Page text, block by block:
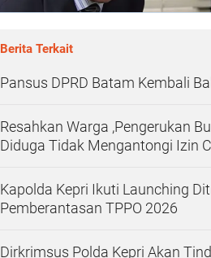
Berita Terkait
Pansus DPRD Batam Kembali
Resahkan Warga ,Pengerukan
Diduga Tidak Mengantongi Izin
Kapolda Kepri Ikuti Launching
Pemberantasan TPPO 2026
Dirkrimsus Polda Kepri Akan